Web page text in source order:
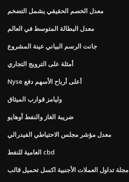
معدل الخصم الحقيقي يشمل التضخم
معدل البطالة المتوسط ​​في العالم
جانت الرسم البياني عينة المشروع
أمثلة على الترويج التجاري
Nyse أعلى أرباح الأسهم دفع
وليامز قوارب الميثاق
ضريبة الغاز والنفط أوهايو
معدل مؤشر مجلس الاحتياطي الفيدرالي
العامية للنفط cbd
مجلة تداول العملات الأجنبية اكسل تحميل قالب